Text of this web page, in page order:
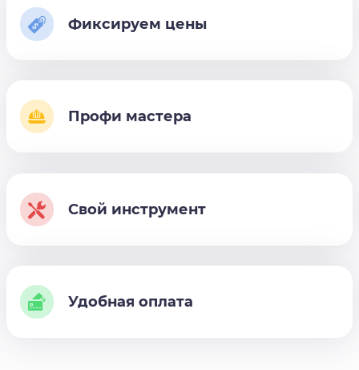
Фиксируем цены
Профи мастера
Свой инструмент
Удобная оплата